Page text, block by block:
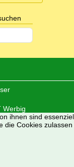
Werbig
ihnen sind
Cookies